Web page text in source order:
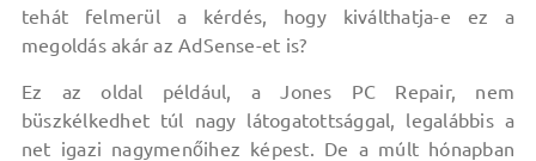
tehát felmerül a kérdés, hogy kiválthatja-e ez a
megoldás akár az AdSense-et is?
Ez az oldal például, a Jones PC Repair, nem
büszkélkedhet túl nagy látogatottsággal, legalábbis a
net igazi nagymenőihez képest. De a múlt hónapban